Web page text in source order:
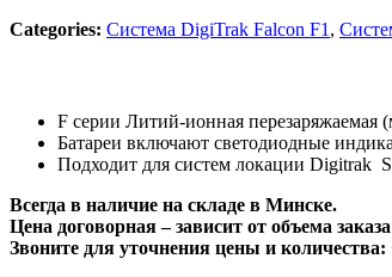
Categories: Система DigiTrak Falcon F1 ,
F серии Литий-ионная перезаряжаемая
Батареи включают светодиодные
Подходит для систем локации Digitrak
Всегда в наличие на складе в Минске.
Цена договорная – зависит от объема
Звоните для уточнения цены и количества: